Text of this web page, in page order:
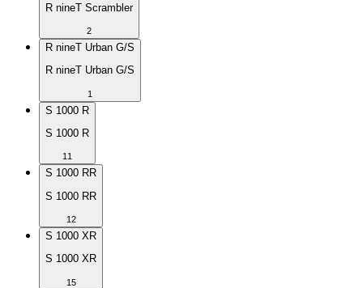
R nineT Scrambler
2
R nineT Urban G/S
R nineT Urban G/S
1
S 1000 R
S 1000 R
11
S 1000 RR
S 1000 RR
12
S 1000 XR
S 1000 XR
15